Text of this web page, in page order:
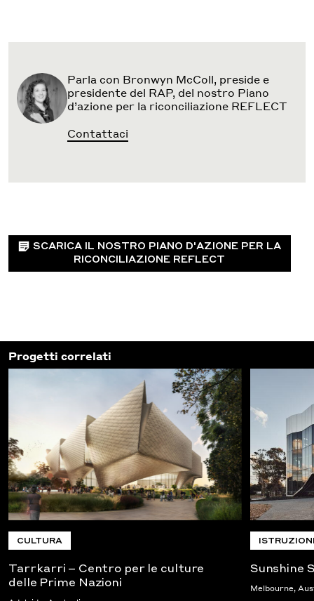
Parla con Bronwyn McColl, preside e
presidente del RAP, del nostro Piano
d’azione per la riconciliazione REFLECT
Contattaci
SCARICA IL NOSTRO PIANO D'AZIONE PER LA
RICONCILIAZIONE REFLECT
Progetti correlati
CULTURA
Tarrkarri – Centro per le culture
delle Prime Nazioni
Sunshine
Melbourne,